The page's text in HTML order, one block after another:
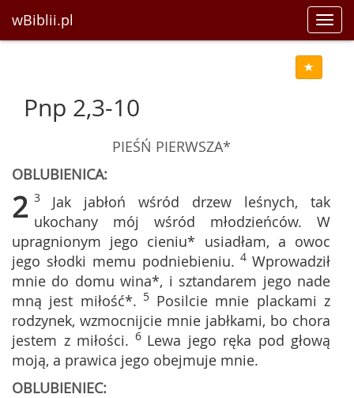
wBiblii.pl
Pnp 2,3-10
PIEŚŃ PIERWSZA*
OBLUBIENICA:
2 3 Jak jabłoń wśród drzew leśnych, tak
ukochany mój wśród młodzieńców. W
upragnionym jego cieniu* usiadłam, a owoc
jego słodki memu podniebieniu. 4 Wprowadził
mnie do domu wina*, i sztandarem jego nade
mną jest miłość*. 5 Posilcie mnie plackami z
rodzynek, wzmocnijcie mnie jabłkami, bo chora
jestem z miłości. 6 Lewa jego ręka pod głową
moją, a prawica jego obejmuje mnie.
OBLUBIENIEC: